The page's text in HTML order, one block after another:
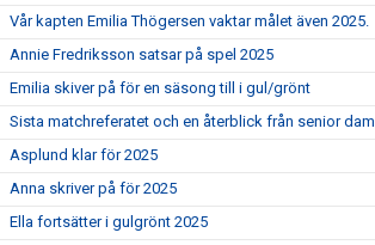
Vår kapten Emilia Thögersen vaktar målet även 2025.
Annie Fredriksson satsar på spel 2025
Emilia skiver på för en säsong till i gul/grönt
Sista matchreferatet och en återblick från senior dam
Asplund klar för 2025
Anna skriver på för 2025
Ella fortsätter i gulgrönt 2025